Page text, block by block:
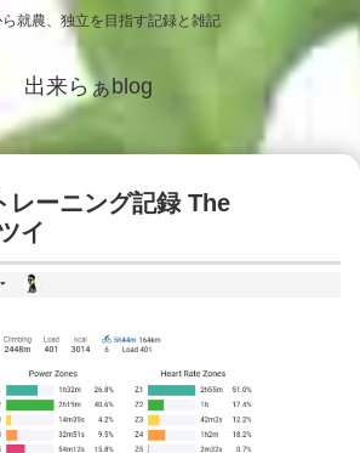
就農、独立を目指す記録と雑記
出来らぁblog
レーニング記録 The
イ